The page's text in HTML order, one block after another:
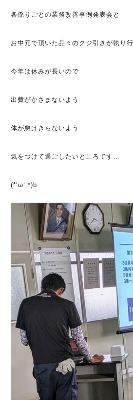
各係りごとの業務改善事例発表会と
お中元で頂いた品々のクジ引きが執り行
今年は休みが長いので
出費がかさまないよう
体が怠けきらないよう
気をつけて過ごしたいところです…
(*‘ω‘ *)b